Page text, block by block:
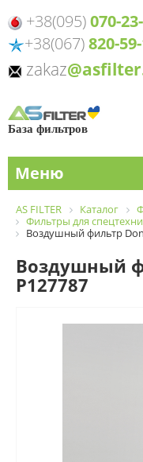
+38(095)070-
+38(067)820-
zakaz
База фильтров
Меню
AS FILTER Каталог
Фильтры для
Воздушный фильтр
Воздушный
P127787